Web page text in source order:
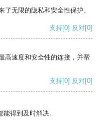
无限的隐私和安全性保护。
支持[0] 反对[0]
高速度和安全性的连接，并帮
支持[0] 反对[0]
得到及时解决。